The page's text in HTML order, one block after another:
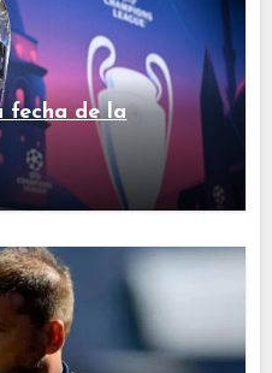
fecha de la